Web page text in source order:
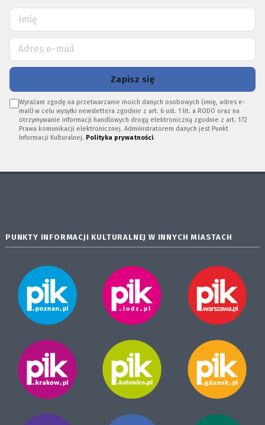
Zapisz się
Wyrażam zgodę na przetwarzanie moich danych osobowych (imię, adres e-
mail) w celu wysyłki newslettera zgodnie z art. 6 ust. 1 lit. a RODO oraz na
otrzymywanie informacji handlowych drogą elektroniczną zgodnie z art. 172
Prawa komunikacji elektronicznej. Administratorem danych jest Punkt
Informacji Kulturalnej. Polityka prywatności.
PUNKTY INFORMACJI KULTURALNEJ W INNYCH MIASTACH